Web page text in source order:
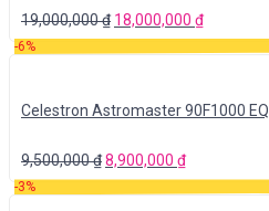
19,000,000₫ 18,000,000 ₫
-6%
Celestron Astromaster 90F1000 EQ
9,500,000₫8,900,000 ₫
-3%